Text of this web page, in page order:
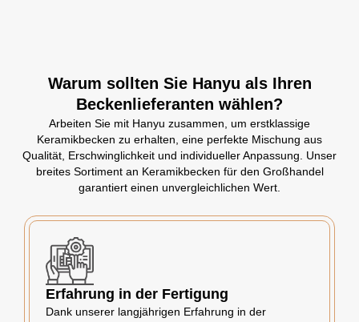
Warum sollten Sie Hanyu als Ihren
Beckenlieferanten wählen?
Arbeiten Sie mit Hanyu zusammen, um erstklassige
Keramikbecken zu erhalten, eine perfekte Mischung aus
Qualität, Erschwinglichkeit und individueller Anpassung. Unser
breites Sortiment an Keramikbecken für den Großhandel
garantiert einen unvergleichlichen Wert.
Erfahrung in der Fertigung
Dank unserer langjährigen Erfahrung in der